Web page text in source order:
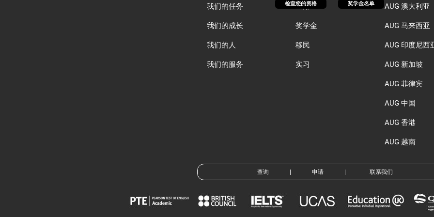
检查您的资格 奖学金名单
我们的任务
我们的成长
我们的人
我们的服务
应用
奖学金
移民
实习
AUG 澳大利亚
AUG 马来西亚
AUG 印度尼西
AUG 新加坡
AUG 菲律宾
AUG 中国
AUG 香港
AUG 越南
查询 申请 联系我们